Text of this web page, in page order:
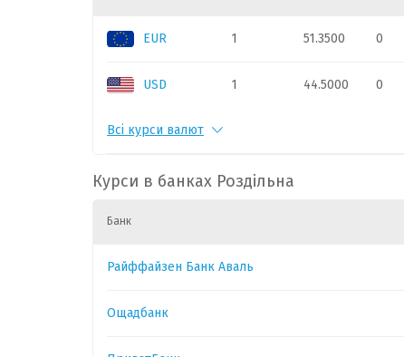
EUR 1 51.3500 0
USD 1 44.5000 0
PLN
CAD 1
GBP 1
HUF
Всі курси валют
Курси в банках Роздільна
Банк
Райффайзен Банк Аваль
Ощадбанк